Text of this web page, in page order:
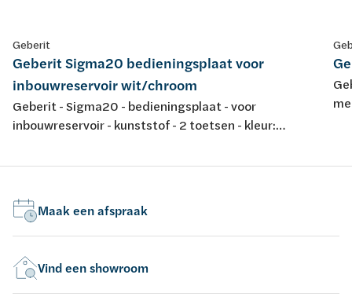
Geberit
Geberit Sigma20 bedieningsplaat voor
inbouwreservoir wit/chroom
Geberit - Sigma20 - bedieningsplaat - voor
inbouwreservoir - kunststof - 2 toetsen - kleur:
Maak een afspraak
Vind een showroom